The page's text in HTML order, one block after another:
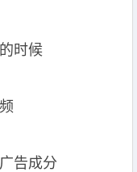
时候
告成分